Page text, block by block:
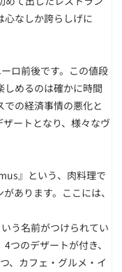
心なしか誇らしげに
ロ前後です。この値段
しめるのは確かに時間
での経済事情の悪化と
ートとなり、様々なヴ
』という、肉料理で
あります。ここには、
う名前がつけられてい
つのデザートが付き、
、カフェ・グルメ・イ